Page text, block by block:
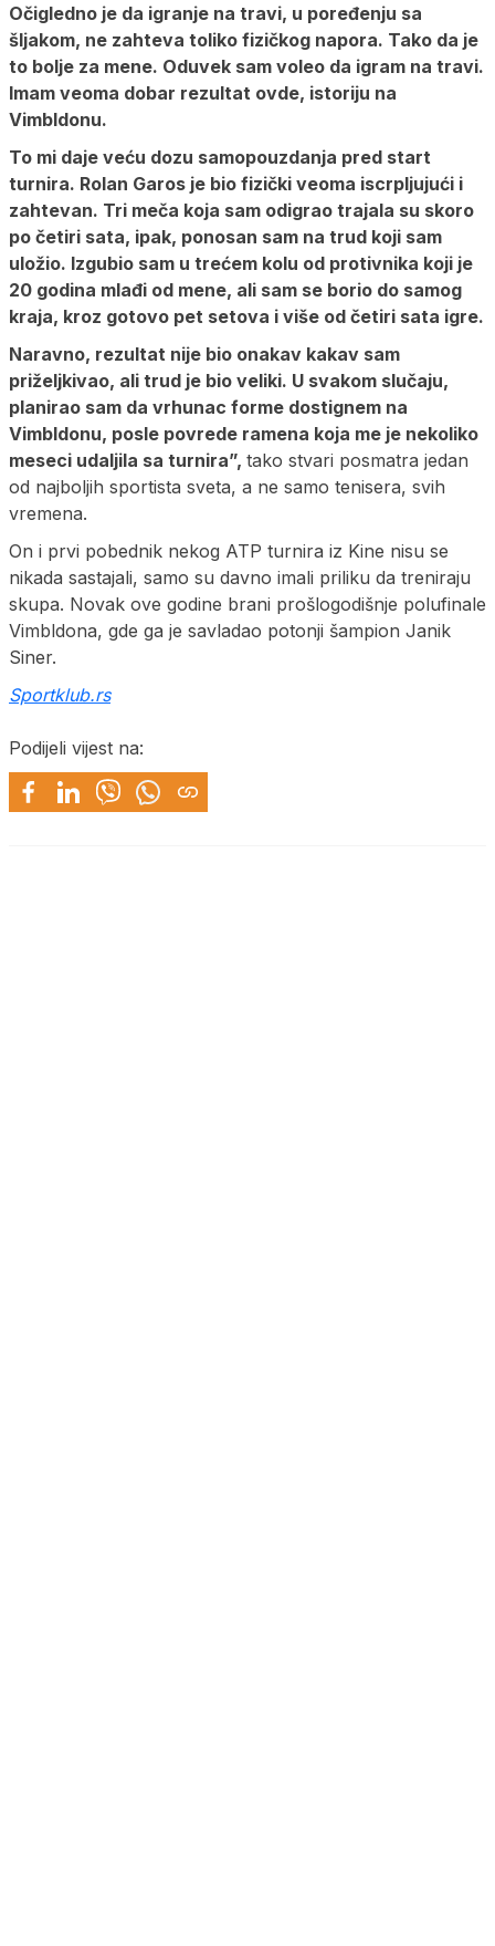
Očigledno je da igranje na travi, u poređenju sa
šljakom, ne zahteva toliko fizičkog napora. Tako da je
to bolje za mene. Oduvek sam voleo da igram na travi.
Imam veoma dobar rezultat ovde, istoriju na
Vimbldonu.
To mi daje veću dozu samopouzdanja pred start
turnira. Rolan Garos je bio fizički veoma iscrpljujući i
zahtevan. Tri meča koja sam odigrao trajala su skoro
po četiri sata, ipak, ponosan sam na trud koji sam
uložio. Izgubio sam u trećem kolu od protivnika koji je
20 godina mlađi od mene, ali sam se borio do samog
kraja, kroz gotovo pet setova i više od četiri sata igre.
Naravno, rezultat nije bio onakav kakav sam
priželjkivao, ali trud je bio veliki. U svakom slučaju,
planirao sam da vrhunac forme dostignem na
Vimbldonu, posle povrede ramena koja me je nekoliko
meseci udaljila sa turnira”, tako stvari posmatra jedan
od najboljih sportista sveta, a ne samo tenisera, svih
vremena.
On i prvi pobednik nekog ATP turnira iz Kine nisu se
nikada sastajali, samo su davno imali priliku da treniraju
skupa. Novak ove godine brani prošlogodišnje polufinale
Vimbldona, gde ga je savladao potonji šampion Janik
Siner.
Sportklub.rs
Podijeli vijest na: